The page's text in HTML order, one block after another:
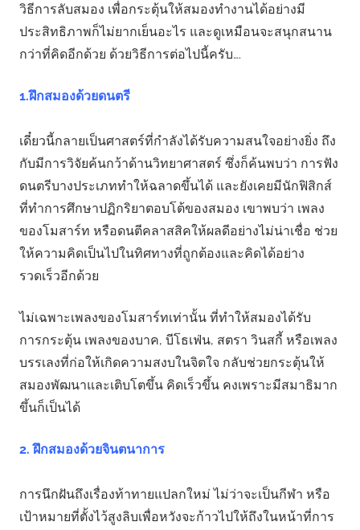
วิธีการลับสมอง เพื่อกระตุ้นให้สมองทำงานได้อย่างมี
ประสิทธิภาพก็ไม่ยากเย็นอะไร และดูเหมือนจะสนุกสนาน
กว่าที่คิดอีกด้วย ด้วยวิธีการต่อไปนี้ครับ….
1.ฝึกสมองด้วยดนตรี
เดี๋ยวนี้กลายเป็นศาสตร์ที่กำลังได้รับความสนใจอย่างยิ่ง ถึง
กับมีการวิจัยค้นกว้าด้านวิทยาศาสตร์ ซึ่งก็ค้นพบว่า การฟัง
ดนตรีบางประเภททำให้ฉลาดขึ้นได้ และยังเคยมีนักฟิสิกส์
ที่ทำการศึกษาปฏิกริยาตอบโต้ของสมอง เขาพบว่า เพลง
ของโมสาร์ท หรือดนตีคลาสสิคให้ผลดีอย่างไม่น่าเชื่อ ช่วย
ให้ความคิดเป็นไปในทิศทางที่ถูกต้องและคิดได้อย่าง
รวดเร็วอีกด้วย
ไม่เฉพาะเพลงของโมสาร์ทเท่านั้น ที่ทำให้สมองได้รับ
การกระตุ้น เพลงของบาค, บีโธเฟ่น, สตรา วินสกี้ หรือเพลง
บรรเลงที่ก่อให้เกิดความสงบในจิตใจ กลับช่วยกระตุ้นให้
สมองพัฒนาและเติบโตขึ้น คิดเร็วขึ้น คงเพราะมีสมาธิมาก
ขึ้นก็เป็นได้
2. ฝึกสมองด้วยจินตนาการ
การนึกฝันถึงเรื่องท้าทายแปลกใหม่ ไม่ว่าจะเป็นกีฬา หรือ
เป้าหมายที่ตั้งไว้สูงลิบเพื่อหวังจะก้าวไปให้ถึงในหน้าที่การ